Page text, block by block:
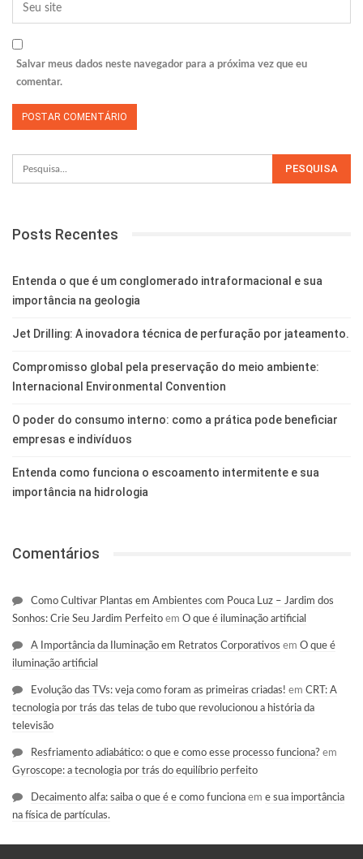
Salvar meus dados neste navegador para a próxima vez que eu
comentar.
Posts Recentes
Entenda o que é um conglomerado intraformacional e sua
importância na geologia
Jet Drilling: A inovadora técnica de perfuração por jateamento.
Compromisso global pela preservação do meio ambiente:
Internacional Environmental Convention
O poder do consumo interno: como a prática pode beneficiar
empresas e indivíduos
Entenda como funciona o escoamento intermitente e sua
importância na hidrologia
Comentários
Como Cultivar Plantas em Ambientes com Pouca Luz – Jardim dos
Sonhos: Crie Seu Jardim Perfeito em O que é iluminação artificial
A Importância da Iluminação em Retratos Corporativos em O que é
iluminação artificial
Evolução das TVs: veja como foram as primeiras criadas! em CRT: A
tecnologia por trás das telas de tubo que revolucionou a história da
televisão
Resfriamento adiabático: o que e como esse processo funciona? em
Gyroscope: a tecnologia por trás do equilíbrio perfeito
Decaimento alfa: saiba o que é e como funciona em e sua importância
na física de partículas.